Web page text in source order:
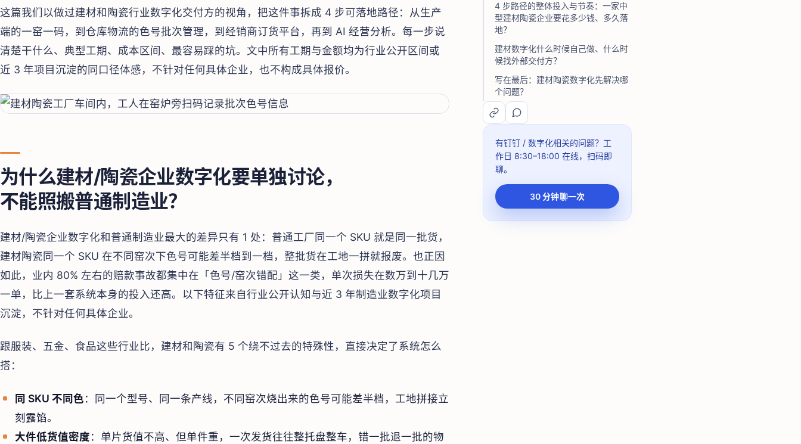
这篇我们以做过建材和陶瓷行业数字化交付方的视角，把这件事拆成 4 步可落地路径：从生产
端的一窑一码，到仓库物流的色号批次管理，到经销商订货平台，再到 AI 经营分析。每一步说
清楚干什么、典型工期、成本区间、最容易踩的坑。文中所有工期与金额均为行业公开区间或
近 3 年项目沉淀的同口径体感，不针对任何具体企业，也不构成具体报价。
为什么建材/陶瓷企业数字化要单独讨论，
不能照搬普通制造业？
建材/陶瓷企业数字化和普通制造业最大的差异只有 1 处：普通工厂同一个 SKU 就是同一批货，
建材陶瓷同一个 SKU 在不同窑次下色号可能差半档到一档，整批货在工地一拼就报废。也正因
如此，业内 80% 左右的赔款事故都集中在「色号/窑次错配」这一类，单次损失在数万到十几万
一单，比上一套系统本身的投入还高。以下特征来自行业公开认知与近 3 年制造业数字化项目
沉淀，不针对任何具体企业。
跟服装、五金、食品这些行业比，建材和陶瓷有 5 个绕不过去的特殊性，直接决定了系统怎么
搭：
同 SKU 不同色：同一个型号、同一条产线，不同窑次烧出来的色号可能差半档，工地拼接立
刻露馅。
大件低货值密度：单片货值不高、但单件重，一次发货往往整托盘整车，错一批退一批的物
4 步路径的整体投入与节奏：一家中
型建材陶瓷企业要花多少钱、多久落
地？
建材数字化什么时候自己做、什么时
候找外部交付方？
写在最后：建材陶瓷数字化先解决哪
个问题？
有钉钉 / 数字化相关的问题？ 工
作日 8:30–18:00 在线，扫码即
聊。
30 分钟聊一次